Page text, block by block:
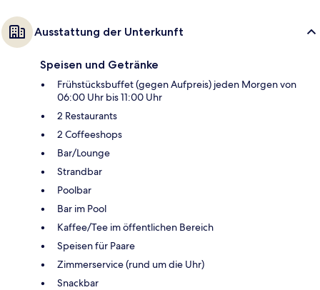
Ausstattung der Unterkunft
Speisen und Getränke
Frühstücksbuffet (gegen Aufpreis) jeden Morgen von
06:00 Uhr bis 11:00 Uhr
2 Restaurants
2 Coffeeshops
Bar/Lounge
Strandbar
Poolbar
Bar im Pool
Kaffee/Tee im öffentlichen Bereich
Speisen für Paare
Zimmerservice (rund um die Uhr)
Snackbar